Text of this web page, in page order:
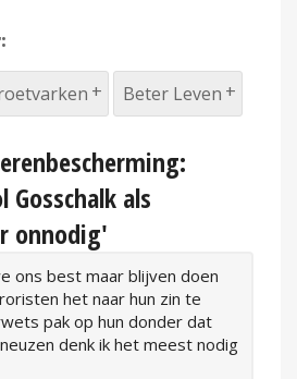
Beter Leven
als
onnodig'
ons best maar blijven doen
het naar hun zin te
pak op hun donder dat
denk ik het meest nodig